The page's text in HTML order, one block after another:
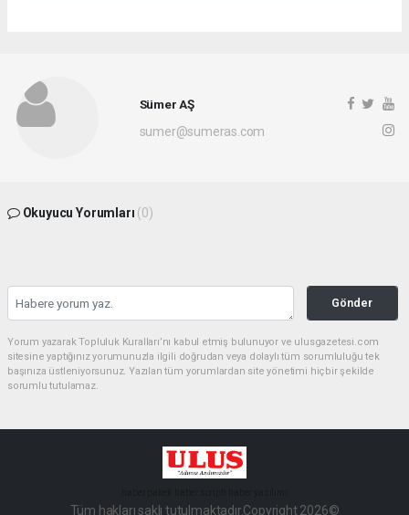
Sümer AŞ
sumer@sumeras.com
Okuyucu Yorumları (0)
Gönder
Yorum yazarak Topluluk Kuralları’nı kabul etmiş bulunuyor ve ulusgazetesi.com
sitesine yaptığınız yorumunuzla ilgili doğrudan veya dolaylı tüm sorumluluğu tek
başınıza üstleniyorsunuz. Yazılan tüm yorumlardan site yönetimi hiçbir şekilde
sorumlu tutulamaz.
Tüm hakları saklı tutulmaktadır.Copyright 2026©